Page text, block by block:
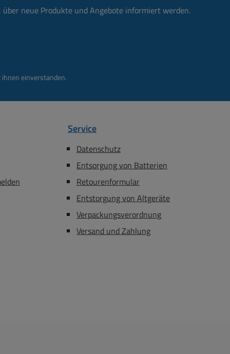
neue Produkte und Angebote informiert werden.
einverstanden.
Service
Datenschutz
Entsorgung von Batterien
Retourenformular
Entstorgung von Altgeräte
Verpackungsverordnung
Versand und Zahlung